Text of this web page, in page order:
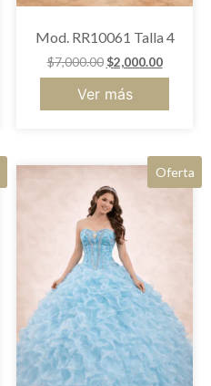
Mod. RR10061 Talla 4
$7,000.00 $2,000.00
Ver más
Oferta